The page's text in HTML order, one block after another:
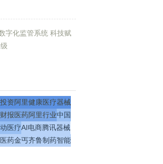
字化监管系统 科技赋
投资阿里健康医疗器械
财报医药阿里行业中国
医疗AI电商腾讯器械
药金丐齐鲁制药智能